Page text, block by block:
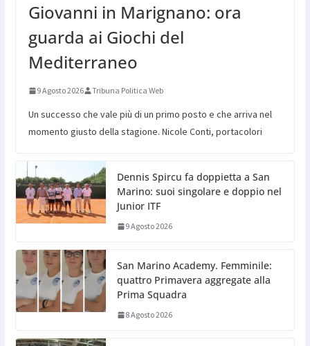
Giovanni in Marignano: ora
guarda ai Giochi del
Mediterraneo
9 Agosto 2026 Tribuna Politica Web
Un successo che vale più di un primo posto e che arriva nel
momento giusto della stagione. Nicole Conti, portacolori
Dennis Spircu fa doppietta a San
Marino: suoi singolare e doppio nel
Junior ITF
9 Agosto 2026
San Marino Academy. Femminile:
quattro Primavera aggregate alla
Prima Squadra
8 Agosto 2026